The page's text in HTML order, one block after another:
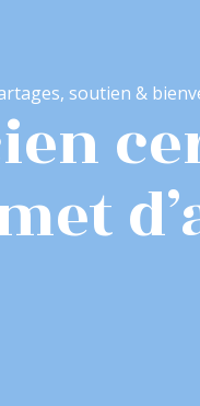
soutien &